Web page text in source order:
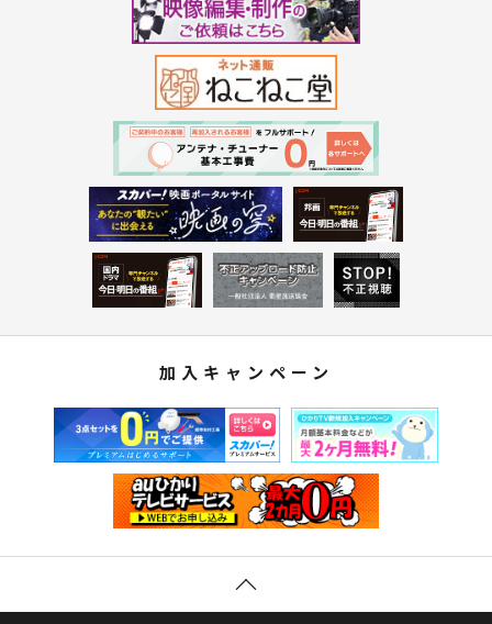
加入キャンペーン